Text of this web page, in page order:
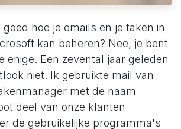
goed hoe je emails en je taken in
kan beheren? Nee, je bent
enige. Een zevental jaar geleden
niet. Ik gebruikte mail van
met de naam
deel van onze klanten
de gebruikelijke programma's